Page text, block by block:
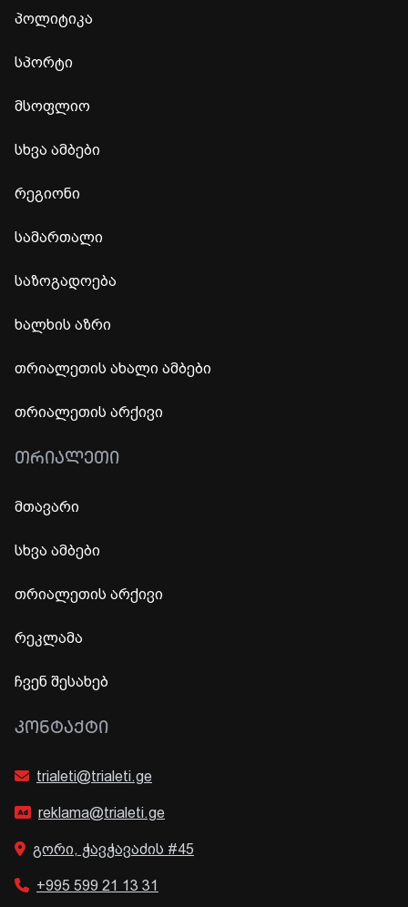
პოლიტიკა
სპორტი
მსოფლიო
სხვა ამბები
რეგიონი
სამართალი
საზოგადოება
ხალხის აზრი
თრიალეთის ახალი ამბები
თრიალეთის არქივი
ᲗᲠᲘᲐᲚᲔᲗᲘ
მთავარი
სხვა ამბები
თრიალეთის არქივი
რეკლამა
ჩვენ შესახებ
ᲙᲝᲜᲢᲐᲥᲢᲘ
trialeti@trialeti.ge
reklama@trialeti.ge
გორი, ჭავჭავაძის #45
+995 599 21 13 31